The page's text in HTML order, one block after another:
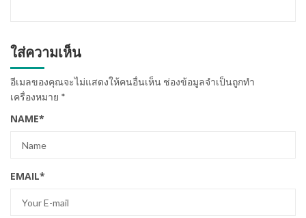
ใส่ความเห็น
อีเมลของคุณจะไม่แสดงให้คนอื่นเห็น ช่องข้อมูลจำเป็นถูกทำ
เครื่องหมาย *
NAME*
EMAIL*